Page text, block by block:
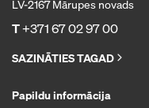
LV-2167 Mārupes novads
T+371 67 02 97 00
SAZINĀTIES TAGAD
Papildu informācija